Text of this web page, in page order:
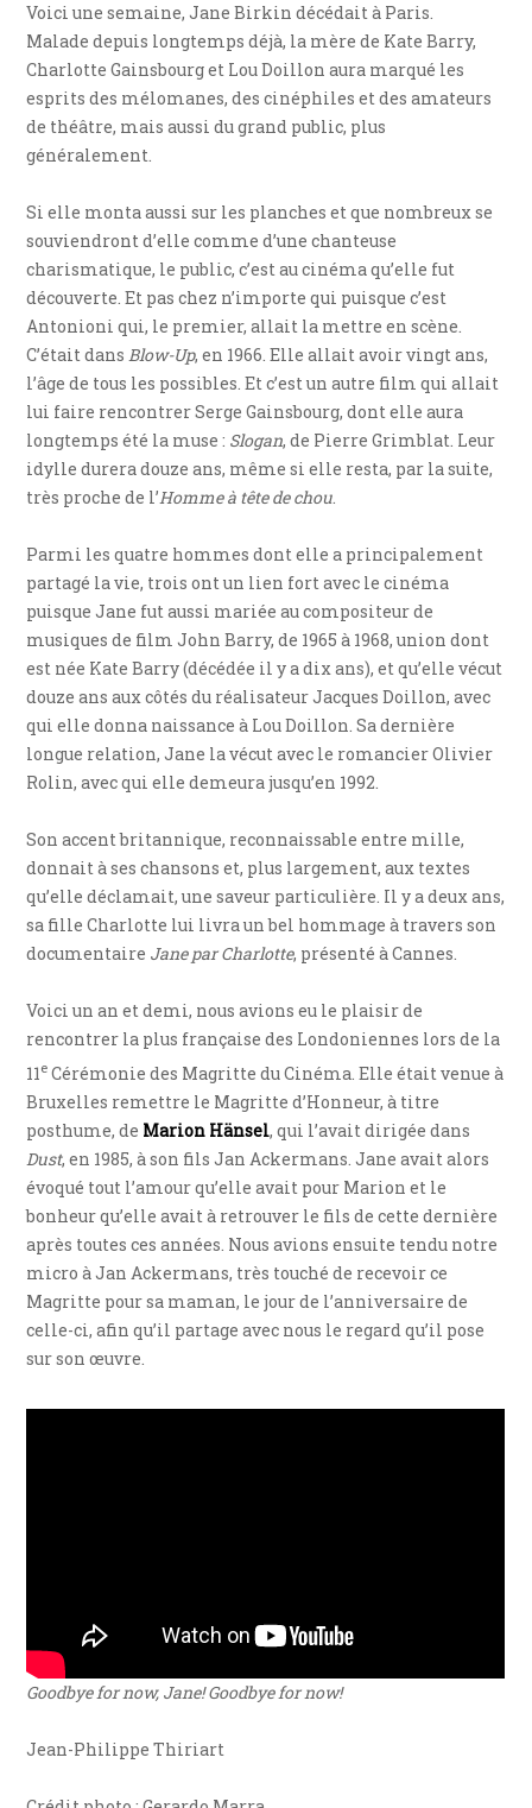
Voici une semaine, Jane Birkin décédait à Paris.
Malade depuis longtemps déjà, la mère de Kate Barry,
Charlotte Gainsbourg et Lou Doillon aura marqué les
esprits des mélomanes, des cinéphiles et des amateurs
de théâtre, mais aussi du grand public, plus
généralement.
Si elle monta aussi sur les planches et que nombreux se
souviendront d’elle comme d’une chanteuse
charismatique, le public, c’est au cinéma qu’elle fut
découverte. Et pas chez n’importe qui puisque c’est
Antonioni qui, le premier, allait la mettre en scène.
C’était dansBlow-Up, en 1966. Elle allait avoir vingt ans,
l’âge de tous les possibles. Et c’est un autre film qui allait
lui faire rencontrer Serge Gainsbourg, dont elle aura
longtemps été la muse : Slogan, de Pierre Grimblat. Leur
idylle durera douze ans, même si elle resta, par la suite,
très proche de l’Homme à tête de chou.
Parmi les quatre hommes dont elle a principalement
partagé la vie, trois ont un lien fort avec le cinéma
puisque Jane fut aussi mariée au compositeur de
musiques de film John Barry, de 1965 à 1968, union dont
est née Kate Barry (décédée il y a dix ans), et qu’elle vécut
douze ans aux côtés du réalisateur Jacques Doillon, avec
qui elle donna naissance à Lou Doillon. Sa dernière
longue relation, Jane la vécut avec le romancier Olivier
Rolin, avec qui elle demeura jusqu’en 1992.
Son accent britannique, reconnaissable entre mille,
donnait à ses chansons et, plus largement, aux textes
qu’elle déclamait, une saveur particulière. Il y a deux ans,
sa fille Charlotte lui livra un bel hommage à travers son
documentaire Jane par Charlotte, présenté à Cannes.
Voici un an et demi, nous avions eu le plaisir de
rencontrer la plus française des Londoniennes lors de la
11 e Cérémonie des Magritte du Cinéma. Elle était venue à
Bruxelles remettre le Magritte d’Honneur, à titre
posthume, de Marion Hänsel, qui l’avait dirigée dans
Dust, en 1985, à son fils Jan Ackermans. Jane avait alors
évoqué tout l’amour qu’elle avait pour Marion et le
bonheur qu’elle avait à retrouver le fils de cette dernière
après toutes ces années. Nous avions ensuite tendu notre
micro à Jan Ackermans, très touché de recevoir ce
Magritte pour sa maman, le jour de l’anniversaire de
celle-ci, afin qu’il partage avec nous le regard qu’il pose
sur son œuvre.
Goodbye for now, Jane! Goodbye for now!
Jean-Philippe Thiriart